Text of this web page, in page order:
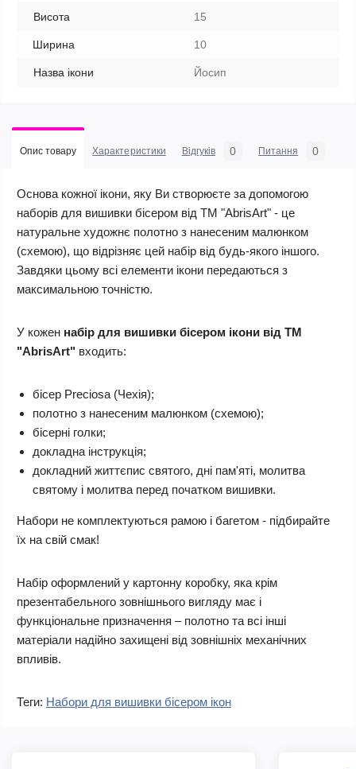
Висота 15
Ширина 10
Назва ікони Йосип
Опис товару Характеристики Відгуків 0 Питання 0
Основа кожної ікони, яку Ви створюєте за допомогою
наборів для вишивки бісером від ТМ "AbrisArt" - це
натуральне художнє полотно з нанесеним малюнком
(схемою), що відрізняє цей набір від будь-якого іншого.
Завдяки цьому всі елементи ікони передаються з
максимальною точністю.
У кожен набір для вишивки бісером ікони від ТМ
"AbrisArt" входить:
бісер Preciosa (Чехія);
полотно з нанесеним малюнком (схемою);
бісерні голки;
докладна інструкція;
докладний життєпис святого, дні пам'яті, молитва
святому і молитва перед початком вишивки.
Набори не комплектуються рамою і багетом - підбирайте
їх на свій смак!
Набір оформлений у картонну коробку, яка крім
презентабельного зовнішнього вигляду має і
функціональне призначення – полотно та всі інші
матеріали надійно захищені від зовнішніх механічних
впливів.
Теги: Набори для вишивки бісером ікон